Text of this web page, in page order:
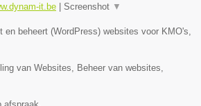
it.be | Screenshot ▼
en beheert (WordPress) websites voor KMO's,
van Websites, Beheer van websites,